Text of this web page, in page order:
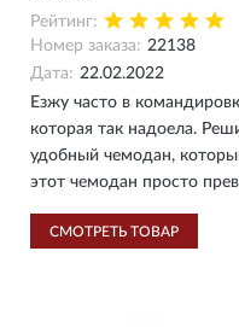
Рейтинг:
Номер заказа: 22138
Дата: 22.02.2022
Езжу часто в
которая так надоела.
удобный чемодан,
этот чемодан просто
СМОТРЕТЬ ТОВАР